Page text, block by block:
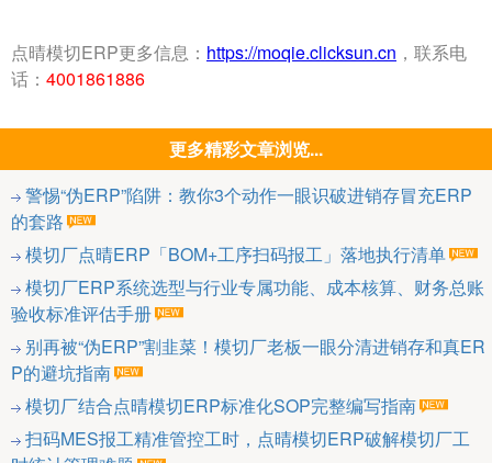
点晴模切ERP更多信息： https://moqie.clicksun.cn ，联系电
话： 4001861886
更多精彩文章浏览...
警惕“伪ERP”陷阱：教你3个动作一眼识破进销存冒充ERP
的套路
模切厂点晴ERP「BOM+工序扫码报工」落地执行清单
模切厂ERP系统选型与行业专属功能、成本核算、财务总账
验收标准评估手册
别再被“伪ERP”割韭菜！模切厂老板一眼分清进销存和真ER
P的避坑指南
模切厂结合点晴模切ERP标准化SOP完整编写指南
扫码MES报工精准管控工时，点晴模切ERP破解模切厂工